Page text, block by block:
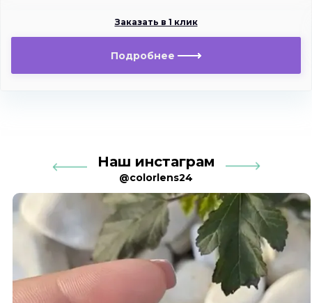
Заказать в 1 клик
Подробнее
Наш инстаграм
@colorlens24